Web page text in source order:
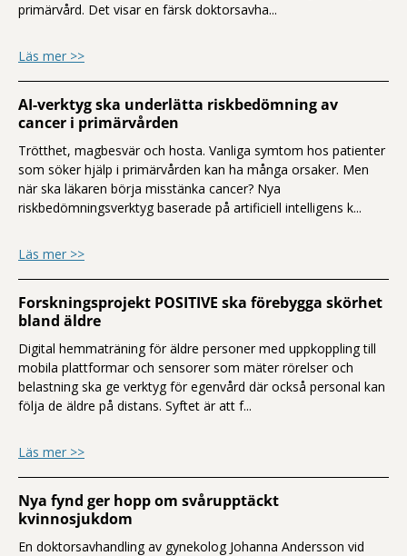
primärvård. Det visar en färsk doktorsavha...
Läs mer >>om Patientens perspektiv ger
AI-verktyg ska underlätta riskbedömning av
cancer i primärvården
Trötthet, magbesvär och hosta. Vanliga symtom hos patienter
som söker hjälp i primärvården kan ha många orsaker. Men
när ska läkaren börja misstänka cancer? Nya
riskbedömningsverktyg baserade på artificiell intelligens k...
Läs mer >>om AI-verktyg ska underlätta
Forskningsprojekt POSITIVE ska förebygga skörhet
bland äldre
Digital hemmaträning för äldre personer med uppkoppling till
mobila plattformar och sensorer som mäter rörelser och
belastning ska ge verktyg för egenvård där också personal kan
följa de äldre på distans. Syftet är att f...
Läs mer >>om Forskningsprojekt POSITIVE ska
Nya fynd ger hopp om svårupptäckt
kvinnosjukdom
En doktorsavhandling av gynekolog Johanna Andersson vid